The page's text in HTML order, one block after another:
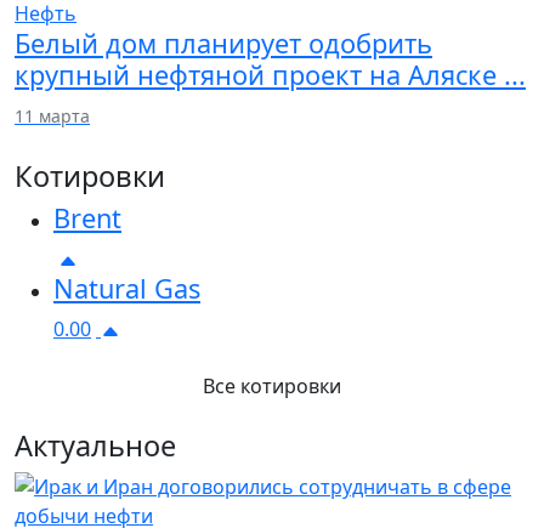
Нефть
Белый дом планирует одобрить
крупный нефтяной проект на Аляске ...
11 марта
Котировки
Brent
Natural Gas
0.00
Все котировки
Актуальное